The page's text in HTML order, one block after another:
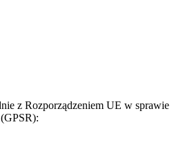
z Rozporządzeniem UE w sprawie